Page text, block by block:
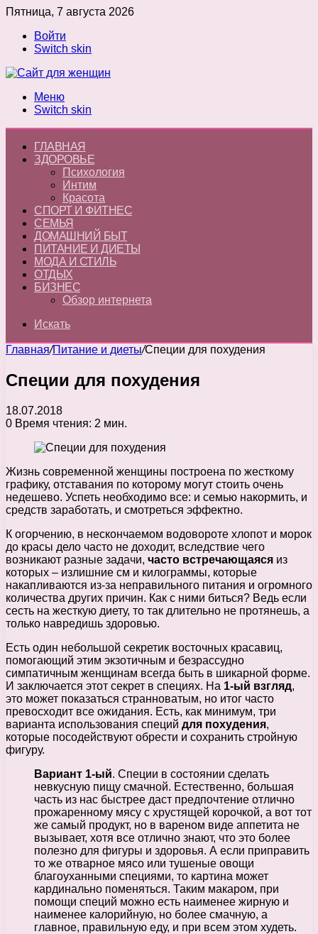
Пятница, 7 августа 2026
Войти
Switch skin
Меню
Switch skin
ГЛАВНАЯ
ЗДОРОВЬЕ
Психология
Интим
Красота
СПОРТ И ФИТНЕС
СЕМЬЯ
ДОМАШНИЙ БЫТ
ПИТАНИЕ И ДИЕТЫ
МОДА И СТИЛЬ
ОТДЫХ
БИЗНЕС
Обзор интернета
Искать
Главная/Питание и диеты/Специи для похудения
Специи для похудения
18.07.2018
0 Время чтения: 2 мин.
Жизнь современной женщины построена по жесткому
графику, отставания по которому могут стоить очень
недешево. Успеть необходимо все: и семью накормить, и
средств заработать, и смотреться эффектно.
К огорчению, в нескончаемом водовороте хлопот и морок
до красы дело часто не доходит, вследствие чего
возникают разные задачи, часто встречающаяся из
которых – излишние см и килограммы, которые
накапливаются из-за неправильного питания и огромного
количества других причин. Как с ними биться? Ведь если
сесть на жесткую диету, то так длительно не протянешь, а
только навредишь здоровью.
Есть один небольшой секретик восточных красавиц,
помогающий этим экзотичным и безрассудно
симпатичным женщинам всегда быть в шикарной форме.
И заключается этот секрет в специях. На 1-ый взгляд,
это может показаться странноватым, но итог часто
превосходит все ожидания. Есть, как минимум, три
варианта использования специй для похудения,
которые посодействуют обрести и сохранить стройную
фигуру.
Вариант 1-ый. Специи в состоянии сделать
невкусную пищу смачной. Естественно, большая
часть из нас быстрее даст предпочтение отлично
прожаренному мясу с хрустящей корочкой, а вот тот
же самый продукт, но в вареном виде аппетита не
вызывает, хотя все отлично знают, что это более
полезно для фигуры и здоровья. А если приправить
то же отварное мясо или тушеные овощи
благоуханными специями, то картина может
кардинально поменяться. Таким макаром, при
помощи специй можно есть наименее жирную и
наименее калорийную, но более смачную, а
главное, правильную еду, и при всем этом худеть.